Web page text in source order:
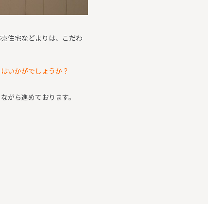
住宅などよりは、こだわ
いかがでしょうか？
がら進めております。